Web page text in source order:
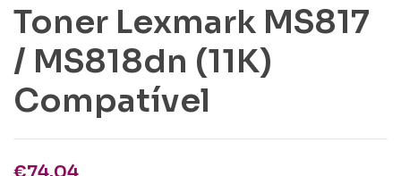
Toner Lexmark MS817
/ MS818dn (11K)
Compatível